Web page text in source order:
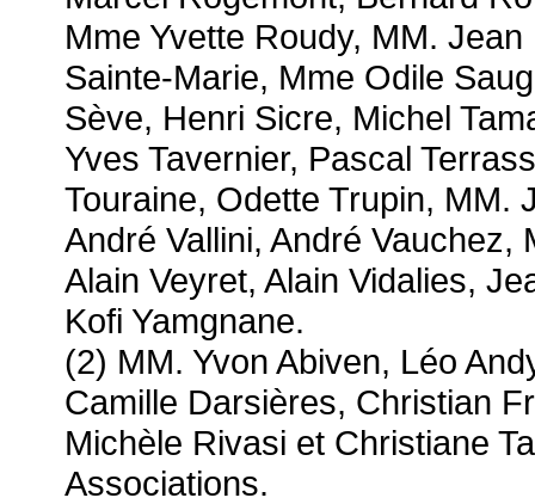
Mme Yvette Roudy, MM.
Sainte-Marie, Mme Odile
Sève, Henri Sicre, Michel
Yves Tavernier, Pascal
Touraine, Odette Trupin, MM.
André Vallini, André Vauchez,
Alain Veyret, Alain Vidalies,
Kofi Yamgnane.
(2) MM. Yvon Abiven, Léo
Camille Darsières, Christian
Michèle Rivasi et Christiane
Associations.